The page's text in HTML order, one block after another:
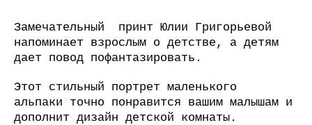
Замечательный принт Юлии Григорьевой
напоминает взрослым о детстве, а детям
дает повод пофантазировать.
Этот стильный портрет маленького
альпаки точно понравится вашим малышам и
дополнит дизайн детской комнаты.